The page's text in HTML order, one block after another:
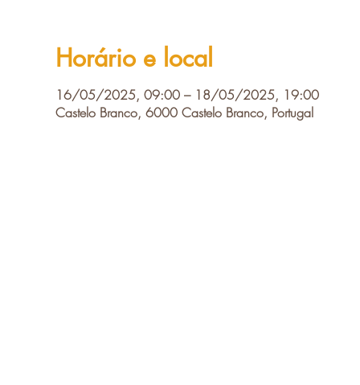
Horário e local
16/05/2025, 09:00 – 18/05/2025, 19:00
Castelo Branco, 6000 Castelo Branco, Portugal